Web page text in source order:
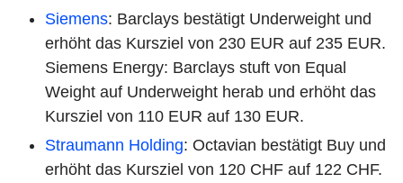
Siemens: Barclays bestätigt Underweight und
erhöht das Kursziel von 230 EUR auf 235 EUR.
Siemens Energy: Barclays stuft von Equal
Weight auf Underweight herab und erhöht das
Kursziel von 110 EUR auf 130 EUR.
Straumann Holding: Octavian bestätigt Buy und
erhöht das Kursziel von 120 CHF auf 122 CHF.